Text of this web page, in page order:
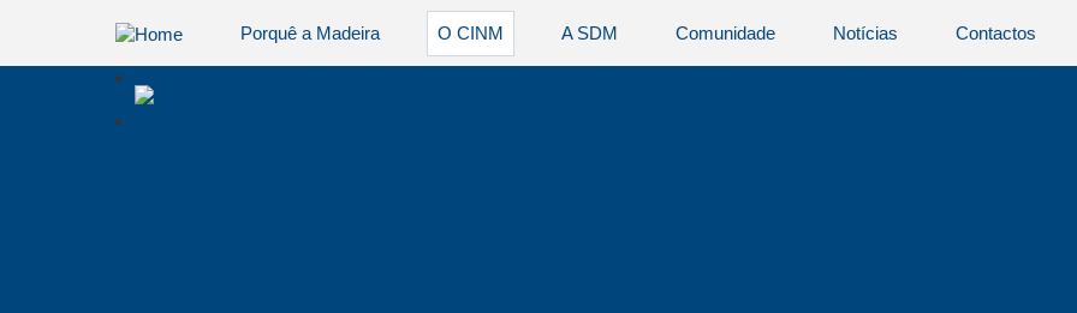
Porquê a Madeira O CINM A SDM Comunidade Notícias Contactos